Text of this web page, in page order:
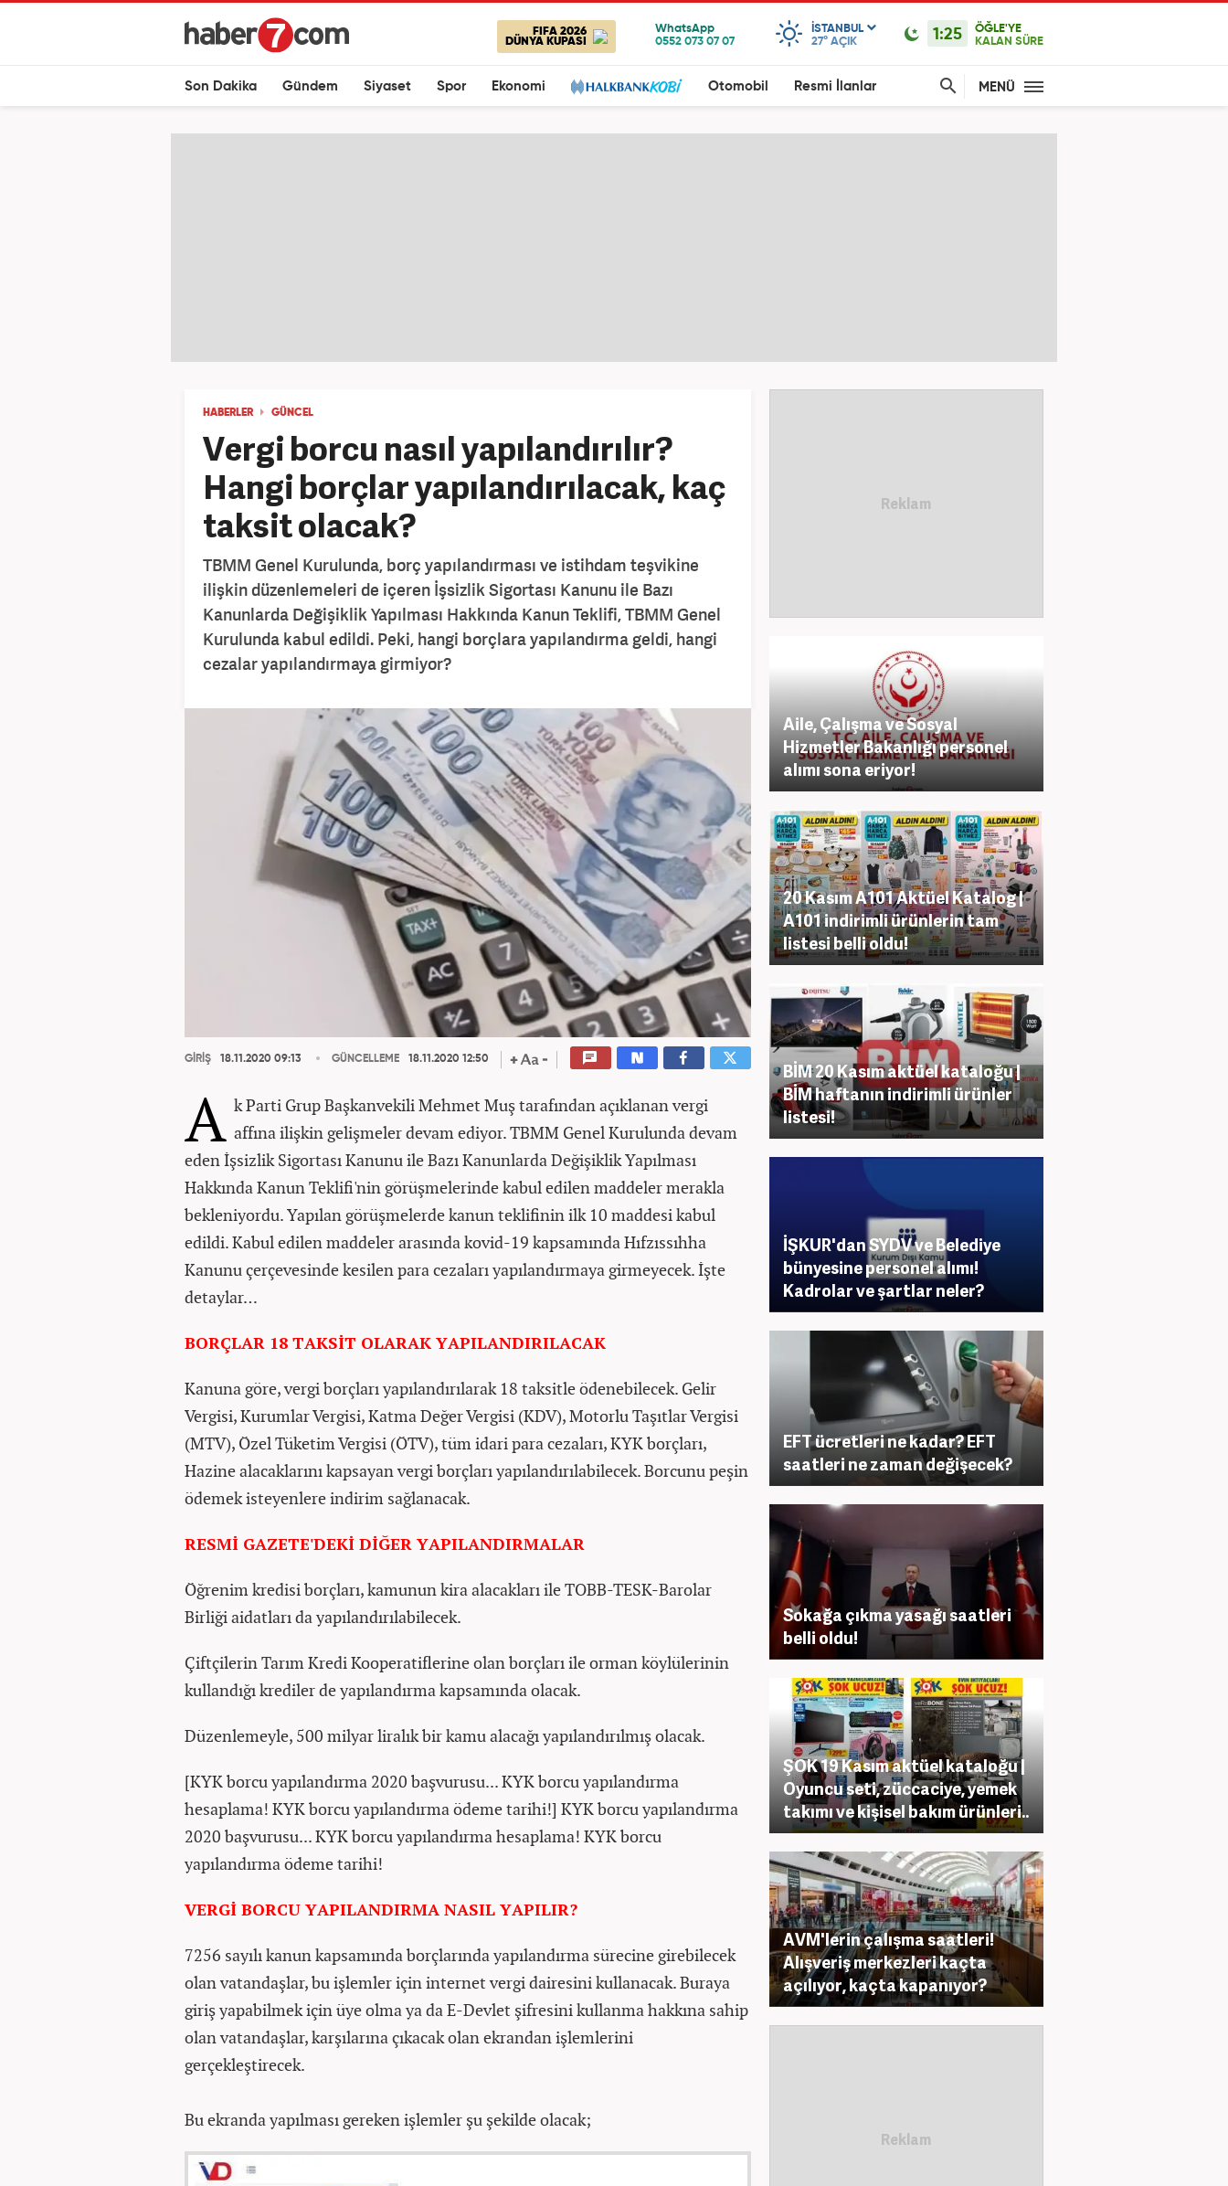
FIFA 2026
DÜNYA KUPASI
ISTANBUL
27° AÇIK 1:25
ÖĞLE'YE
KALAN SÜRE
Son Dakika Gündem Siyaset Spor Ekonomi Otomobil Resmi İlanlar MENÜ
HABERLER GÜNCEL
Vergi borcu nasıl yapılandırılır?
Hangi borçlar yapılandırılacak, kaç
taksit olacak?
TBMM Genel Kurulunda, borç yapılandırması ve istihdam teşvikine
ilişkin düzenlemeleri de içeren İşsizlik Sigortası Kanunu ile Bazı
Kanunlarda Değişiklik Yapılması Hakkında Kanun Teklifi, TBMM Genel
Kurulunda kabul edildi. Peki, hangi borçlara yapılandırma geldi, hangi
cezalar yapılandırmaya girmiyor?
GİRİŞ 18.11.2020 09:13 GÜNCELLEME 18.11.2020 12:50
A k Parti Grup Başkanvekili Mehmet Muş tarafından açıklanan vergi
affına ilişkin gelişmeler devam ediyor. TBMM Genel Kurulunda devam
eden İşsizlik Sigortası Kanunu ile Bazı Kanunlarda Değişiklik Yapılması
Hakkında Kanun Teklifi'nin görüşmelerinde kabul edilen maddeler merakla
bekleniyordu. Yapılan görüşmelerde kanun teklifinin ilk 10 maddesi kabul
edildi. Kabul edilen maddeler arasında kovid-19 kapsamında Hıfzıssıhha
Kanunu çerçevesinde kesilen para cezaları yapılandırmaya girmeyecek. İşte
detaylar…
BORÇLAR 18 TAKSİT OLARAK YAPILANDIRILACAK
Kanuna göre, vergi borçları yapılandırılarak 18 taksitle ödenebilecek. Gelir
Vergisi, Kurumlar Vergisi, Katma Değer Vergisi (KDV), Motorlu Taşıtlar Vergisi
(MTV), Özel Tüketim Vergisi (ÖTV), tüm idari para cezaları, KYK borçları,
Hazine alacaklarını kapsayan vergi borçları yapılandırılabilecek. Borcunu peşin
ödemek isteyenlere indirim sağlanacak.
RESMİ GAZETE'DEKİ DİĞER YAPILANDIRMALAR
Öğrenim kredisi borçları, kamunun kira alacakları ile TOBB-TESK-Barolar
Birliği aidatları da yapılandırılabilecek.
Çiftçilerin Tarım Kredi Kooperatiflerine olan borçları ile orman köylülerinin
kullandığı krediler de yapılandırma kapsamında olacak.
Düzenlemeyle, 500 milyar liralık bir kamu alacağı yapılandırılmış olacak.
[KYK borcu yapılandırma 2020 başvurusu... KYK borcu yapılandırma
hesaplama! KYK borcu yapılandırma ödeme tarihi!] KYK borcu yapılandırma
2020 başvurusu... KYK borcu yapılandırma hesaplama! KYK borcu
yapılandırma ödeme tarihi!
VERGİ BORCU YAPILANDIRMA NASIL YAPILIR?
7256 sayılı kanun kapsamında borçlarında yapılandırma sürecine girebilecek
olan vatandaşlar, bu işlemler için internet vergi dairesini kullanacak. Buraya
giriş yapabilmek için üye olma ya da E-Devlet şifresini kullanma hakkına sahip
olan vatandaşlar, karşılarına çıkacak olan ekrandan işlemlerini
gerçekleştirecek.
Bu ekranda yapılması gereken işlemler şu şekilde olacak;
Aile, Çalışma ve Sosyal
Hizmetler Bakanlığı personel
alımı sona eriyor!
20 Kasım A101 Aktüel Katalog |
A101 indirimli ürünlerin tam
listesi belli oldu!
BİM 20 Kasım aktüel kataloğu |
BİM haftanın indirimli ürünler
listesi!
İŞKUR'dan SYDV ve Belediye
bünyesine personel alımı!
Kadrolar ve şartlar neler?
EFT ücretleri ne kadar? EFT
saatleri ne zaman değişecek?
Sokağa çıkma yasağı saatleri
belli oldu!
ŞOK 19 Kasım aktüel kataloğu |
Oyuncu seti, züccaciye, yemek
takımı ve kişisel bakım ürünleri..
AVM'lerin çalışma saatleri!
Alışveriş merkezleri kaçta
açılıyor, kaçta kapanıyor?